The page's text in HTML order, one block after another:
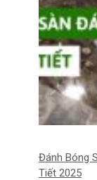
Đánh Bóng
Tiết 2025